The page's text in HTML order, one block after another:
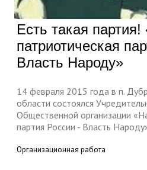
Есть такая
патриотическая
Власть Народу»
14 февраля 2015 года в п.
области состоялся
Общественной организации
партия России - Власть
Организационная работа